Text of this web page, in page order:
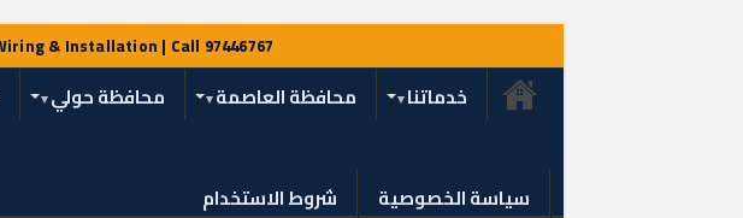
خدماتنا محافظة العاصمة محافظة حولي
سياسة الخصوصية
شروط الاستخدام